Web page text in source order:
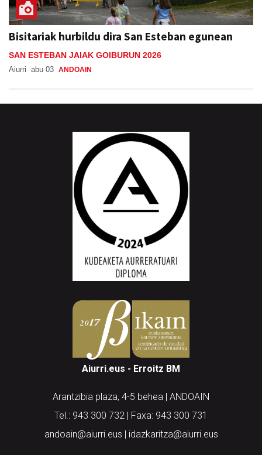
Bisitariak hurbildu dira San Esteban egunean
SAN ESTEBAN JAIAK GOIBURUN 2026
Aiurri abu 03 ANDOAIN
Aiurri.eus - Erroitz BM
Arantzibia plaza, 4-5 behea | ANDOAIN
Tel.: 943 300 732 | Faxa: 943 300 731
andoain@aiurri.eus | idazkaritza@aiurri.eus